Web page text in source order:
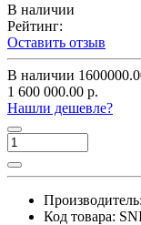
В наличии
Рейтинг:
Оставить отзыв
В наличии
1 600 000.00 р.
Нашли дешевле?
Производитель:
Код товара: